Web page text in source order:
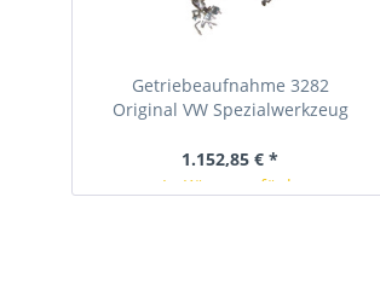
Getriebeaufnahme 3282
Original VW Spezialwerkzeug
1.152,85 € *
In Kürze verfügbar